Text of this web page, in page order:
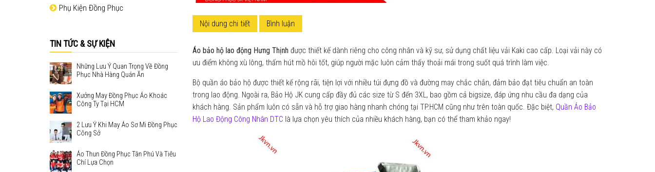
Phụ Kiện Đồng Phục
TIN TỨC & SỰ KIỆN
Những Lưu Ý Quan Trọng Về Đồng
Phục Nhà Hàng Quán Ăn
Xưởng May Đồng Phục Áo Khoác
Công Ty Tại HCM
2 Lưu Ý Khi May Áo Sơ Mi Đồng Phục
Công Sở
Áo Thun Đồng Phục Tân Phú Và Tiêu
Chí Lựa Chọn
Nội dung chi tiết Bình luận
Áo bảo hộ lao động Hưng Thịnh được thiết kế dành riêng cho công nhân và kỹ sư, sử dụng chất liệu vải Kaki cao cấp. Loại vải này có
ưu điểm không xù lông, thấm hút mồ hôi tốt, giúp người mặc luôn cảm thấy thoải mái trong suốt quá trình làm việc.
Bộ quần áo bảo hộ được thiết kế rộng rãi, tiện lợi với nhiều túi đựng đồ và đường may chắc chắn, đảm bảo đạt tiêu chuẩn an toàn
trong lao động. Ngoài ra, Bảo Hộ JK cung cấp đầy đủ các size từ S đến 3XL, bao gồm cả bigsize, đáp ứng nhu cầu đa dạng của
khách hàng. Sản phẩm luôn có sẵn và hỗ trợ giao hàng nhanh chóng tại TP.HCM cũng như trên toàn quốc. Đặc biệt, Quần Áo Bảo
Hộ Lao Động Công Nhân DTC là lựa chọn yêu thích của nhiều khách hàng, bạn có thể tham khảo ngay!